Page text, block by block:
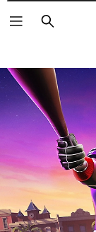
Wyszukaj